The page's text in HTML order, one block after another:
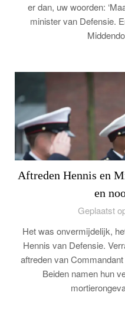
er dan, uw woorden:
minister van Defensie.
Aftreden Hennis en
en
Geplaatst
Het was onvermijdelijk,
Hennis van Defensie.
aftreden van
Beiden namen hun